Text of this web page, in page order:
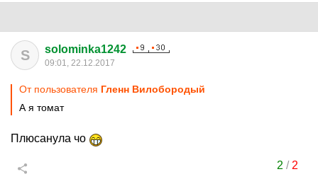
S solominka1242
09:01, 22.12.2017
От пользователя Гленн Вилобородый
А я томат
Плюсанула чо
2 / 2